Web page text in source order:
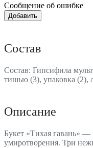
Сообщение об ошибке
Состав
Состав: Гипсифила
тишью (3), упаковка (2),
Описание
Букет «Тихая гавань» —
умиротворения. Три